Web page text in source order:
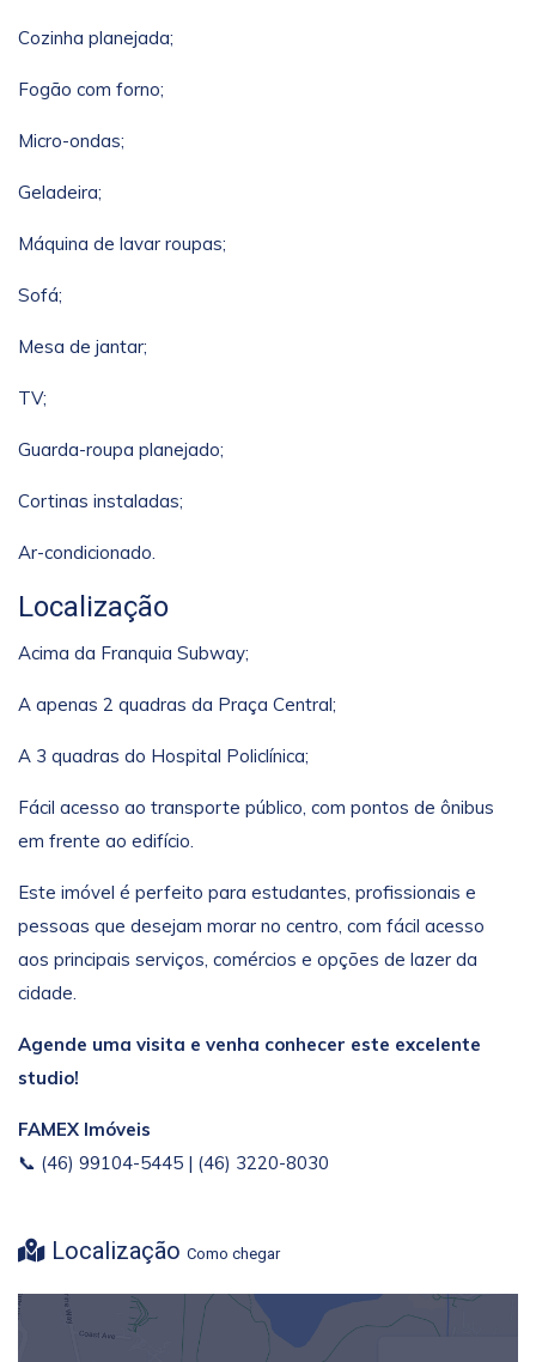
Cozinha planejada;
Fogão com forno;
Micro-ondas;
Geladeira;
Máquina de lavar roupas;
Sofá;
Mesa de jantar;
TV;
Guarda-roupa planejado;
Cortinas instaladas;
Ar-condicionado.
Localização
Acima da Franquia Subway;
A apenas 2 quadras da Praça Central;
A 3 quadras do Hospital Policlínica;
Fácil acesso ao transporte público, com pontos de ônibus
em frente ao edifício.
Este imóvel é perfeito para estudantes, profissionais e
pessoas que desejam morar no centro, com fácil acesso
aos principais serviços, comércios e opções de lazer da
cidade.
Agende uma visita e venha conhecer este excelente
studio!
FAMEX Imóveis
📞 (46) 99104-5445 | (46) 3220-8030
Localização Como chegar